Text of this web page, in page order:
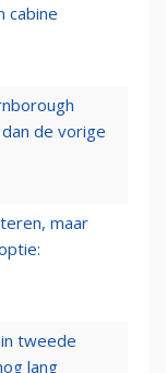
cabine
de vorige
maar
tweede
lang